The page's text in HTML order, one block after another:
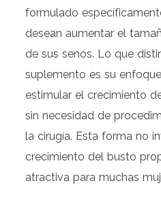
formulado
desean aumentar el
de sus senos. Lo que
suplemento es su
estimular el crecimiento
sin necesidad de
la cirugía. Esta forma no
crecimiento del busto
atractiva para muchas